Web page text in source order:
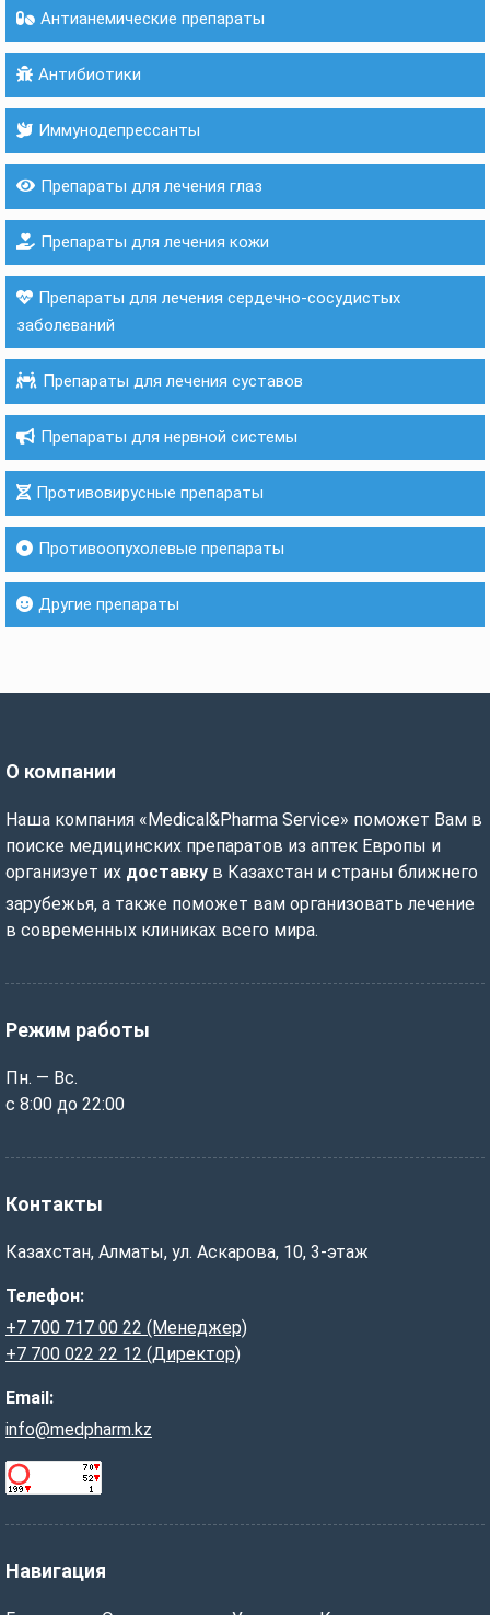
Антианемические препараты
Антибиотики
Иммунодепрессанты
Препараты для лечения глаз
Препараты для лечения кожи
Препараты для лечения сердечно-сосудистых
заболеваний
Препараты для лечения суставов
Препараты для нервной системы
Противовирусные препараты
Противоопухолевые препараты
Другие препараты
О компании
Наша компания «Medical&Pharma Service» поможет Вам в
поиске медицинских препаратов из аптек Европы и
организует их доставку в Казахстан и страны ближнего
зарубежья, а также поможет вам организовать лечение
в современных клиниках всего мира.
Режим работы
Пн. — Вс.
с 8:00 до 22:00
Навигация
Контакты
Казахстан, Алматы, ул. Аскарова, 10, 3-этаж
Телефон:
+7 700 717 00 22 (Менеджер)
+7 700 022 22 12 (Директор)
Email:
info@medpharm.kz